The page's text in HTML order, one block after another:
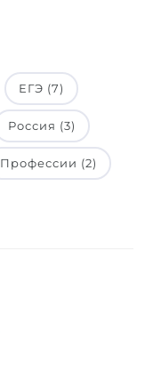
ЕГЭ (7)
Россия (3)
Профессии (2)